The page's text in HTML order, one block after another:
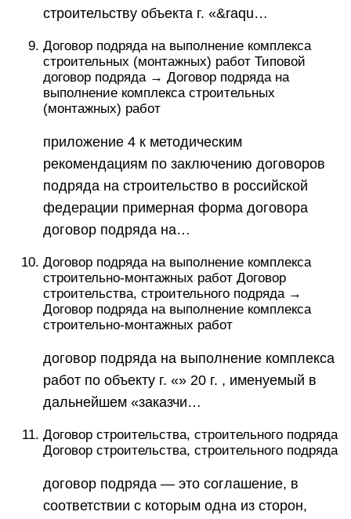
строительству объекта г. «&raqu…
Договор подряда на выполнение комплекса
строительных (монтажных) работ Типовой
договор подряда → Договор подряда на
выполнение комплекса строительных
(монтажных) работ
приложение 4 к методическим
рекомендациям по заключению договоров
подряда на строительство в российской
федерации примерная форма договора
договор подряда на…
Договор подряда на выполнение комплекса
строительно-монтажных работ Договор
строительства, строительного подряда →
Договор подряда на выполнение комплекса
строительно-монтажных работ
договор подряда на выполнение комплекса
работ по объекту г. «» 20 г. , именуемый в
дальнейшем «заказчи…
Договор строительства, строительного подряда
Договор строительства, строительного подряда
договор подряда — это соглашение, в
соответствии с которым одна из сторон,